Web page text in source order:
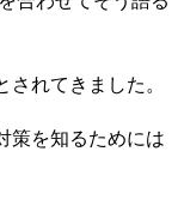
れてきました。
策を知るためには